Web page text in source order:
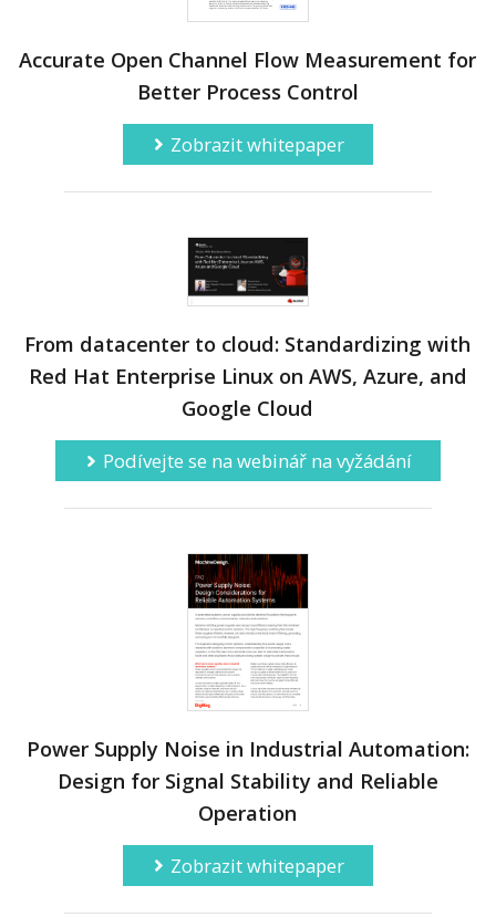
Accurate Open Channel Flow Measurement for
Better Process Control
Zobrazit whitepaper
From datacenter to cloud: Standardizing with
Red Hat Enterprise Linux on AWS, Azure, and
Google Cloud
Podívejte se na webinář na vyžádání
Power Supply Noise in Industrial Automation:
Design for Signal Stability and Reliable
Operation
Zobrazit whitepaper